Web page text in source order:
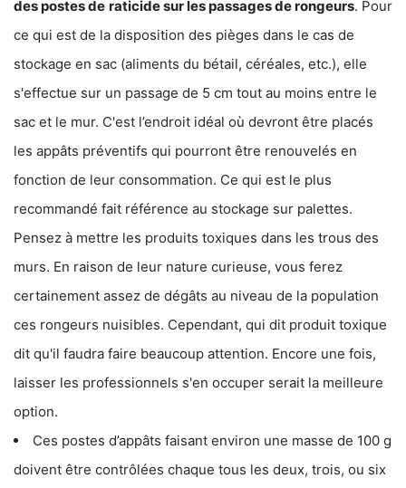
des postes de raticide sur les passages de rongeurs. Pour
ce qui est de la disposition des pièges dans le cas de
stockage en sac (aliments du bétail, céréales, etc.), elle
s'effectue sur un passage de 5 cm tout au moins entre le
sac et le mur. C'est l’endroit idéal où devront être placés
les appâts préventifs qui pourront être renouvelés en
fonction de leur consommation. Ce qui est le plus
recommandé fait référence au stockage sur palettes.
Pensez à mettre les produits toxiques dans les trous des
murs. En raison de leur nature curieuse, vous ferez
certainement assez de dégâts au niveau de la population
ces rongeurs nuisibles. Cependant, qui dit produit toxique
dit qu'il faudra faire beaucoup attention. Encore une fois,
laisser les professionnels s'en occuper serait la meilleure
option.
Ces postes d’appâts faisant environ une masse de 100 g
doivent être contrôlées chaque tous les deux, trois, ou six